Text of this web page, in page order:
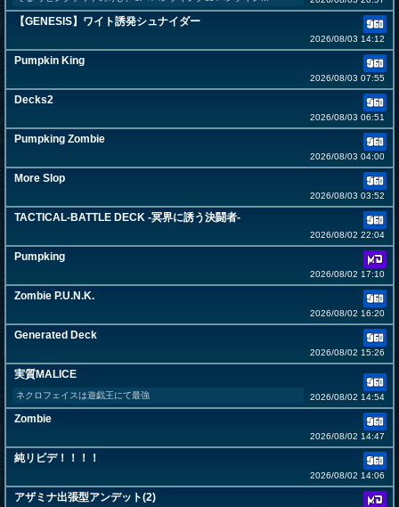
【GENESIS】ワイト誘発シュナイダー
2026/08/03 14:12
Pumpkin King
2026/08/03 07:55
Decks2
2026/08/03 06:51
Pumpking Zombie
2026/08/03 04:00
More Slop
2026/08/03 03:52
TACTICAL-BATTLE DECK -冥界に誘う決闘者-
2026/08/02 22:04
Pumpking
2026/08/02 17:10
Zombie P.U.N.K.
2026/08/02 16:20
Generated Deck
2026/08/02 15:26
実質MALICE
ネクロフェイスは遊戯王にて最強 2026/08/02 14:54
Zombie
2026/08/02 14:47
純リビデ！！！！
2026/08/02 14:06
アザミナ出張型アンデット(2)